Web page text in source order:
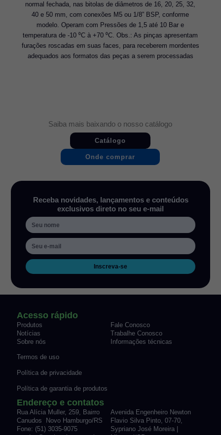
normal fechada, nas bitolas de diâmetros de 16, 20, 25, 32,
40 e 50 mm, com conexões M5 ou 1/8” BSP, conforme
modelo. Operam com Pressões de 1,5 até 10 Bar e
temperatura de -10 ⁰C à +70 ⁰C. Obs.: As pinças apresentam
furações roscadas em suas faces, para receberem mordentes
adequados aos formatos das peças a serem processadas
Saiba mais baixando o nosso catálogo
Catálogo
Onde comprar
Receba novidades, lançamentos e conteúdos
exclusivos direto no seu e-mail
Inscreva-se
Acesso rápido
Produtos
Fale Conosco
Notícias
Trabalhe Conosco
Sobre nós
Informações técnicas
Termos de uso
Política de privacidade
Política de garantia de produtos
Endereço e contatos
Rua Alícia Muller, 259, Bairro
Canudos Novo Hamburgo/RS
Fone: (51) 3035-9075
Avenida Engenheiro Newton
Flavio Silva Pinto, 07-70,
Sypriano José Moreira |